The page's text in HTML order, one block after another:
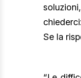
Se la